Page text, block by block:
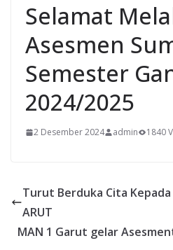
Selamat
Asesmen
Semester
2024/2025
2 Desember 2024 admin 1840
Turut Berduka Cita
ARUT
MAN 1 Garut gelar